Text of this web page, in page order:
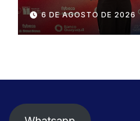
influyentes del
6 DE AGOSTO DE 2026